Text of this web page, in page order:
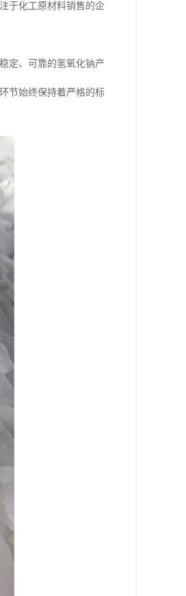
于化工原材料销售的企
定、可靠的氢氧化钠产
节始终保持着严格的标